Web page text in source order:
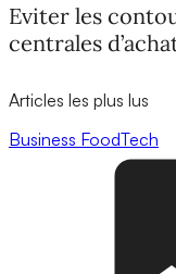
Eviter les
centrales
Articles les plus lus
Business FoodTech